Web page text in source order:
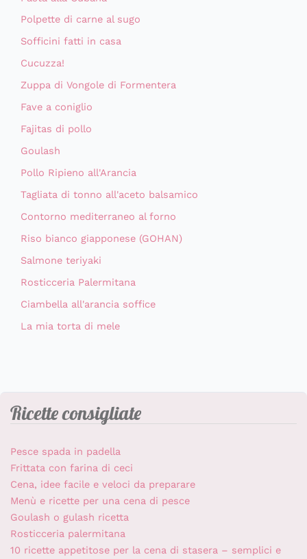
Polpette di carne al sugo
Sofficini fatti in casa
Cucuzza!
Zuppa di Vongole di Formentera
Fave a coniglio
Fajitas di pollo
Goulash
Pollo Ripieno all'Arancia
Tagliata di tonno all'aceto balsamico
Contorno mediterraneo al forno
Riso bianco giapponese (GOHAN)
Salmone teriyaki
Rosticceria Palermitana
Ciambella all'arancia soffice
La mia torta di mele
Ricette consigliate
Pesce spada in padella
Frittata con farina di ceci
Cena, idee facile e veloci da preparare
Menù e ricette per una cena di pesce
Goulash o gulash ricetta
Rosticceria palermitana
10 ricette appetitose per la cena di stasera – semplici e